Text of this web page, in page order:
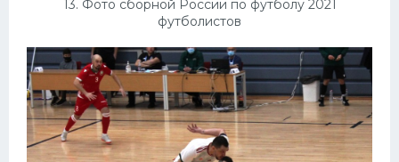
13. Фото сборной России по футболу 2021
футболистов